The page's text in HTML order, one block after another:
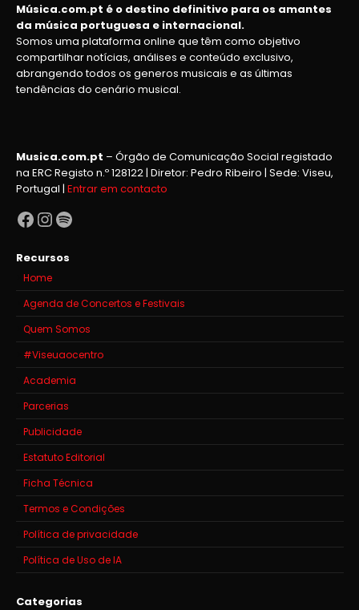
Música.com.pt é o destino definitivo para os amantes
da música portuguesa e internacional.
Somos uma plataforma online que têm como objetivo
compartilhar notícias, análises e conteúdo exclusivo,
abrangendo todos os generos musicais e as últimas
tendências do cenário musical.
Musica.com.pt – Órgão de Comunicação Social registado
na ERC Registo n.º 128122 | Diretor: Pedro Ribeiro | Sede: Viseu,
Portugal | Entrar em contacto
Facebook
Instagram
Spotify
Recursos
Home
Agenda de Concertos e Festivais
Quem Somos
#Viseuaocentro
Academia
Parcerias
Publicidade
Estatuto Editorial
Ficha Técnica
Termos e Condições
Política de privacidade
Política de Uso de IA
Categorias